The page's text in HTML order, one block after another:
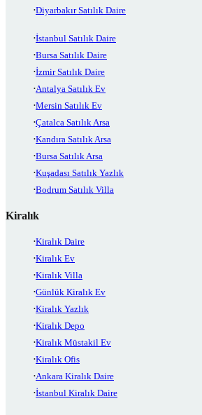
Diyarbakır Satılık Daire
İstanbul Satılık Daire
Bursa Satılık Daire
İzmir Satılık Daire
Antalya Satılık Ev
Mersin Satılık Ev
Çatalca Satılık Arsa
Kandıra Satılık Arsa
Bursa Satılık Arsa
Kuşadası Satılık Yazlık
Bodrum Satılık Villa
Kiralık
Kiralık Daire
Kiralık Ev
Kiralık Villa
Günlük Kiralık Ev
Kiralık Yazlık
Kiralık Depo
Kiralık Müstakil Ev
Kiralık Ofis
Ankara Kiralık Daire
İstanbul Kiralık Daire